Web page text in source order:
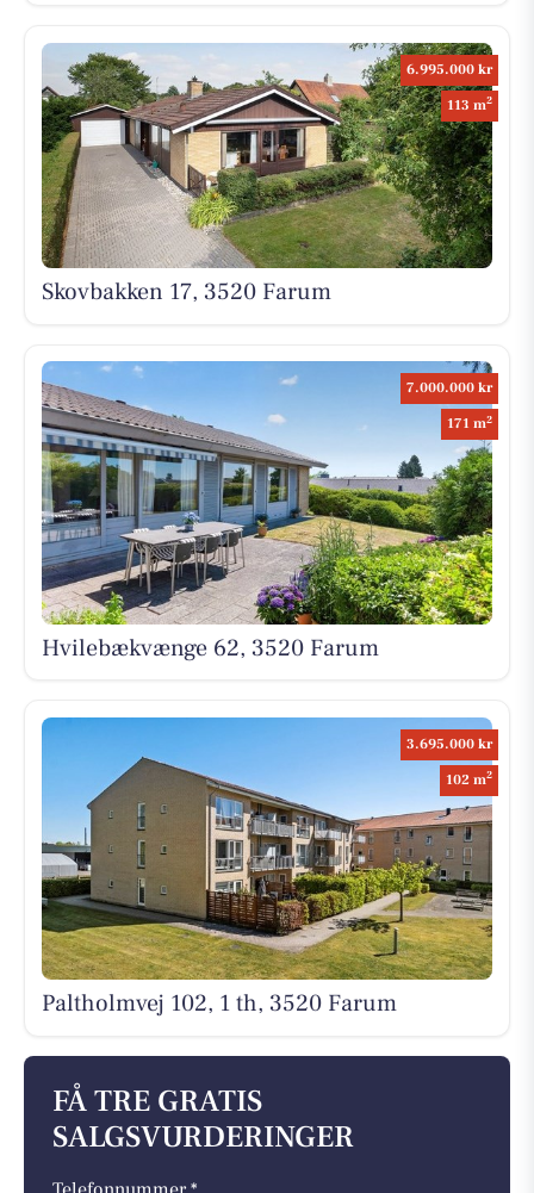
6.995.000 kr
113 m2
Skovbakken 17, 3520 Farum
7.000.000 kr
171 m2
Hvilebækvænge 62, 3520 Farum
3.695.000 kr
102 m2
Paltholmvej 102, 1 th, 3520 Farum
FÅ TRE GRATIS
SALGSVURDERINGER